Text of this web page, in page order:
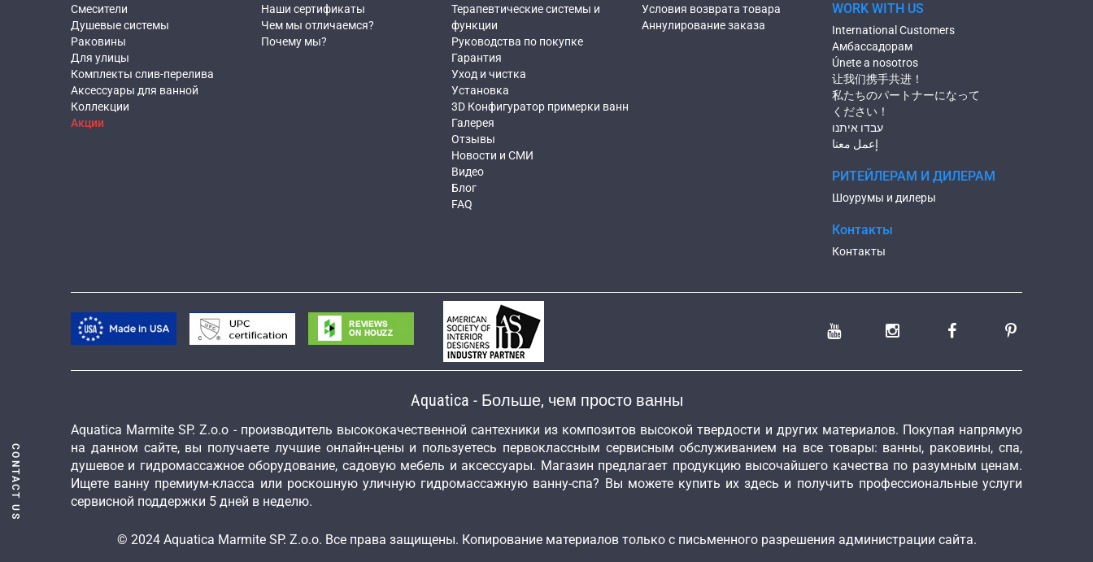
CONTACT US
Смесители
Душевые системы
Раковины
Для улицы
Комплекты слив-перелива
Аксессуары для ванной
Коллекции
Акции
Наши сертификаты
Чем мы отличаемся?
Почему мы?
Терапевтические системы и
функции
Руководства по покупке
Гарантия
Уход и чистка
Установка
3D Конфигуратор примерки ванн
Галерея
Отзывы
Новости и СМИ
Видео
Блог
FAQ
Условия возврата товара
Аннулирование заказа
WORK WITH US
International Customers
Амбассадорам
Únete a nosotros
让我们携手共进！
私たちのパートナーになって
ください！
עבדו איתנו
إعمل معنا
РИТЕЙЛЕРАМ И ДИЛЕРАМ
Шоурумы и дилеры
Контакты
Контакты
Aquatica - Больше, чем просто ванны
Aquatica Marmite SP. Z.o.o - производитель высококачественной сантехники из композитов высокой твердости и других материалов. Покупая напрямую
на данном сайте, вы получаете лучшие онлайн-цены и пользуетесь первоклассным сервисным обслуживанием на все товары: ванны, раковины, спа,
душевое и гидромассажное оборудование, садовую мебель и аксессуары. Магазин предлагает продукцию высочайшего качества по разумным ценам.
Ищете ванну премиум-класса или роскошную уличную гидромассажную ванну-спа? Вы можете купить их здесь и получить профессиональные услуги
сервисной поддержки 5 дней в неделю.
© 2024 Aquatica Marmite SP. Z.o.o. Все права защищены. Копирование материалов только с письменного разрешения администрации сайта.